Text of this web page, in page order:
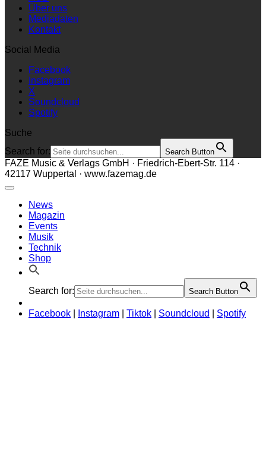
Über uns
Mediadaten
Kontakt
Social Media
Facebook
Instagram
X
Soundcloud
Spotify
Suche
Search for:
Search Button
FAZE Music & Verlags GmbH · Friedrich-Ebert-Str. 114 ·
42117 Wuppertal · www.fazemag.de
News
Magazin
Events
Musik
Technik
Shop
Search for: Search Button
Facebook Instagram Tiktok Soundcloud Spotify